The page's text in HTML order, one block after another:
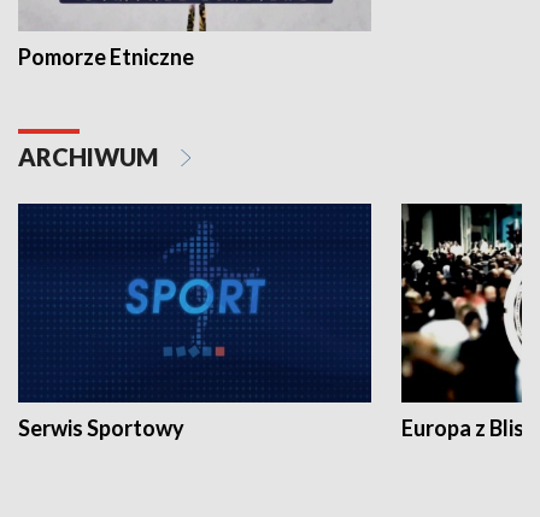
Pomorze Etniczne
ARCHIWUM
Serwis Sportowy Europa z